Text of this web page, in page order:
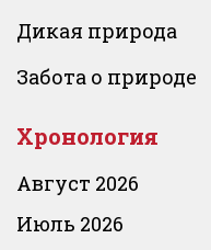
Дикая природа
Забота о природе
Хронология
Август 2026
Июль 2026